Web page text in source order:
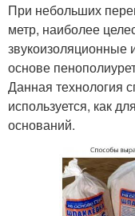
При небольших
метр, наиболее
основе
Данная технология
используется, как
оснований.